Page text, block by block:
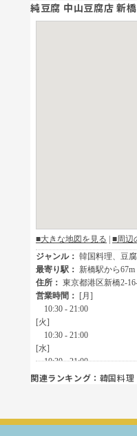
純豆腐 中山豆腐店 新橋
関連ランキング： 韓国料理